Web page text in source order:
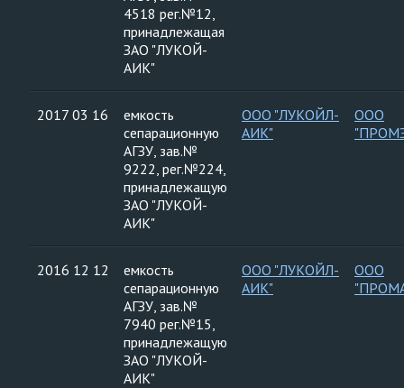
4518 рег.№12,
принадлежащая
ЗАО "ЛУКОЙ-
АИК"
2017 03 16
емкость
сепарационную
АГЗУ, зав.№
9222, рег.№224,
принадлежащую
ЗАО "ЛУКОЙ-
АИК"
ООО "ЛУКОЙЛ-
АИК"
ООО
2016 12 12
емкость
сепарационную
АГЗУ, зав.№
7940 рег.№15,
принадлежащую
ЗАО "ЛУКОЙ-
АИК"
ООО "ЛУКОЙЛ-
АИК"
ООО